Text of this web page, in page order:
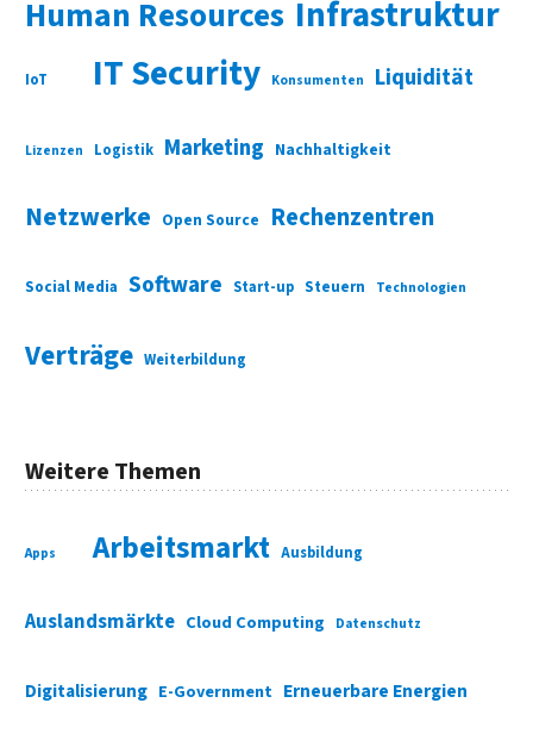
Human Resources Infrastruktur
IoT IT Security Konsumenten Liquidität
Lizenzen Logistik Marketing Nachhaltigkeit
Netzwerke Open Source Rechenzentren
Social Media Software Start-up Steuern Technologien
Verträge Weiterbildung
Weitere Themen
Apps Arbeitsmarkt Ausbildung
Auslandsmärkte Cloud Computing Datenschutz
Digitalisierung E-Government Erneuerbare Energien